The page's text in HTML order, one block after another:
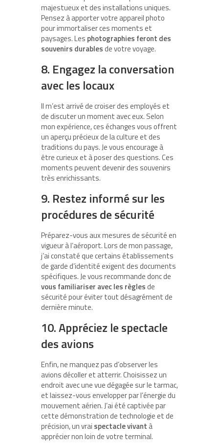
majestueux et des installations uniques.
Pensez à apporter votre appareil photo
pour immortaliser ces moments et
paysages. Les photographies feront des
souvenirs durablesde votre voyage.
8. Engagez la conversation
avec les locaux
Il m’est arrivé de croiser des employés et
de discuter un moment avec eux. Selon
mon expérience, ces échanges vous offrent
un aperçu précieux de la culture et des
traditions du pays. Je vous encourage à
être curieux et à poser des questions. Ces
moments peuvent devenir des souvenirs
très enrichissants.
9. Restez informé sur les
procédures de sécurité
Préparez-vous aux mesures de sécurité en
vigueur à l’aéroport. Lors de mon passage,
j’ai constaté que certains établissements
de garde d’identité exigent des documents
spécifiques. Je vous recommande donc de
vous familiariser avec les règlesde
sécurité pour éviter tout désagrément de
dernière minute.
10. Appréciez le spectacle
des avions
Enfin, ne manquez pas d’observer les
avions décoller et atterrir. Choisissez un
endroit avec une vue dégagée sur le tarmac,
et laissez-vous envelopper par l’énergie du
mouvement aérien. J’ai été captivée par
cette démonstration de technologie et de
précision, un vrai spectacle vivant à
apprécier non loin de votre terminal.